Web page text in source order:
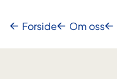
Forside Om oss